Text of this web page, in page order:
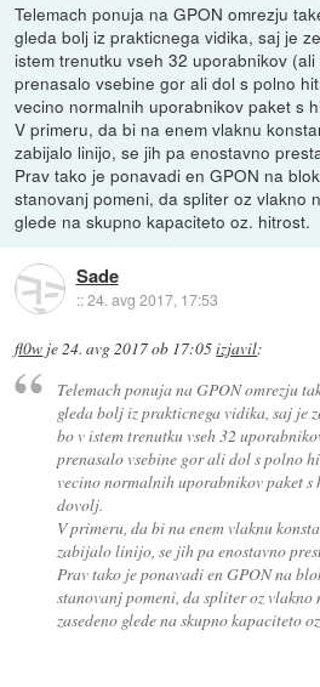
Telemach ponuja na GPON omrezju
gleda bolj iz prakticnega vidika, saj je
istem trenutku vseh 32 uporabnikov
prenasalo vsebine gor ali dol s polno
vecino normalnih uporabnikov paket s
V primeru, da bi na enem vlaknu
zabijalo linijo, se jih pa enostavno
Prav tako je ponavadi en GPON na
stanovanj pomeni, da spliter oz vlakno
glede na skupno kapaciteto oz. hitrost.
Sade
::24. avg 2017, 17:53
fl0w je24. avg 2017 ob 17:05izjavil:
Telemach ponuja na GPON omrezju
gleda bolj iz prakticnega vidika, saj je
bo v istem trenutku vseh 32
prenasalo vsebine gor ali dol s polno
vecino normalnih uporabnikov paket
dovolj.
V primeru, da bi na enem vlaknu
zabijalo linijo, se jih pa enostavno
Prav tako je ponavadi en GPON na
stanovanj pomeni, da spliter oz
zasedeno glede na skupno kapaciteto